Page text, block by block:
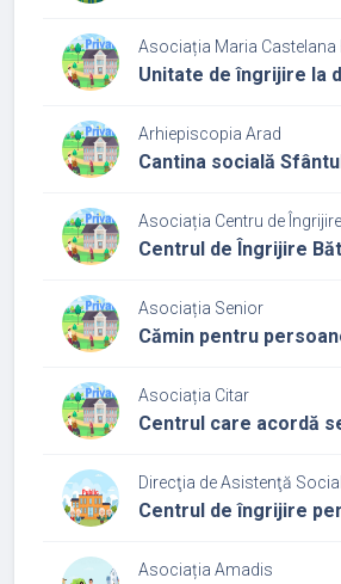
Asociația Maria Castelana
Unitate de îngrijire la
Arhiepiscopia Arad
Cantina socială
Asociația Centru de
Centrul de Îngrijire
Asociația Senior
Cămin pentru
Asociația Citar
Centrul care acordă
Direcţia de Asistenţă
Centrul de îngrijire
Asociația Amadis